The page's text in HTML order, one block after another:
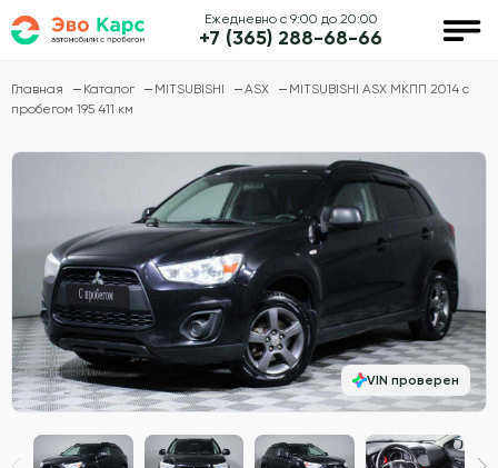
Ежедневно с 9:00 до 20:00
+7 (365) 288-68-66
Главная Каталог MITSUBISHI ASX
MITSUBISHI ASX МКПП 2014 с
пробегом 195 411 км
VIN проверен